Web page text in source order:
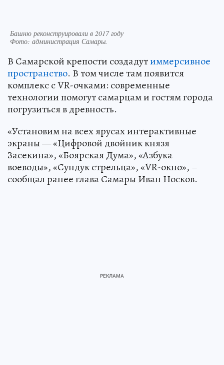
Башню реконструировали в 2017 году
Фото: администрация Самары.
В Самарской крепости создадутиммерсивное
пространство. В том числе там появится
комплекс с VR-очками: современные
технологии помогут самарцам и гостям города
погрузиться в древность.
«Установим на всех ярусах интерактивные
экраны — «Цифровой двойник князя
Засекина», «Боярская Дума», «Азбука
воеводы», «Сундук стрельца», «VR-окно», –
сообщал ранее глава Самары Иван Носков.